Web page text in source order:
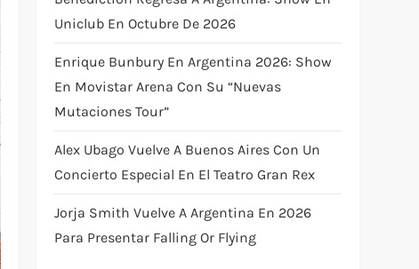
Uniclub En Octubre De 2026
Enrique Bunbury En Argentina 2026: Show
En Movistar Arena Con Su “Nuevas
Mutaciones Tour”
Alex Ubago Vuelve A Buenos Aires Con Un
Concierto Especial En El Teatro Gran Rex
Jorja Smith Vuelve A Argentina En 2026
Para Presentar Falling Or Flying